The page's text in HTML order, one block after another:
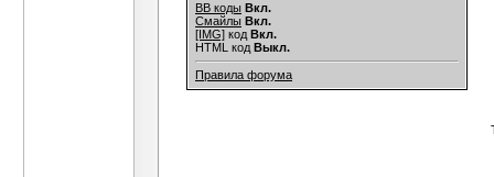
BB коды Вкл.
Смайлы Вкл.
[IMG] код Вкл.
HTML код Выкл.
Правила форума